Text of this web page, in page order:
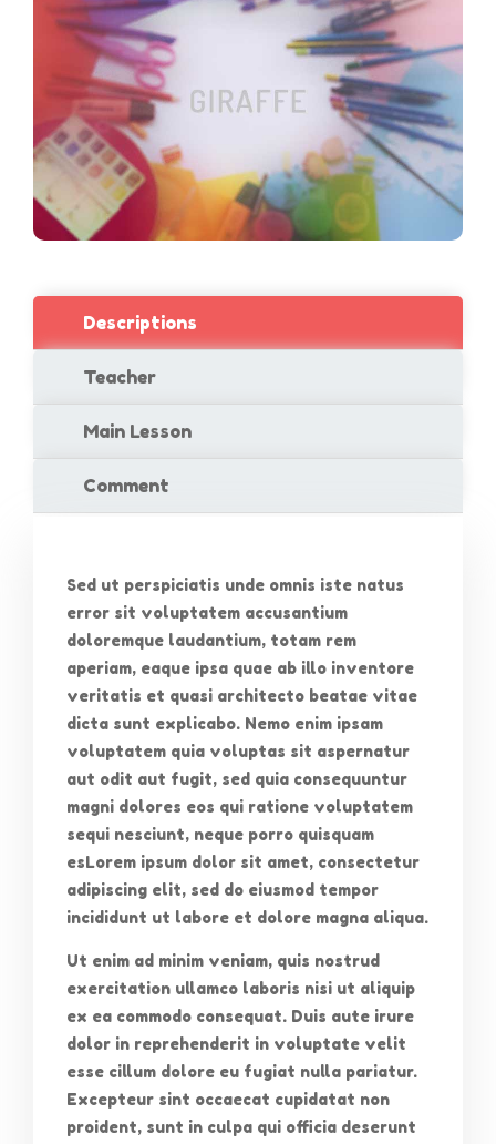
Descriptions
Teacher
Main Lesson
Comment
Sed ut perspiciatis unde omnis iste natus
error sit voluptatem accusantium
doloremque laudantium, totam rem
aperiam, eaque ipsa quae ab illo inventore
veritatis et quasi architecto beatae vitae
dicta sunt explicabo. Nemo enim ipsam
voluptatem quia voluptas sit aspernatur
aut odit aut fugit, sed quia consequuntur
magni dolores eos qui ratione voluptatem
sequi nesciunt, neque porro quisquam
esLorem ipsum dolor sit amet, consectetur
adipiscing elit, sed do eiusmod tempor
incididunt ut labore et dolore magna aliqua.
Ut enim ad minim veniam, quis nostrud
exercitation ullamco laboris nisi ut aliquip
ex ea commodo consequat. Duis aute irure
dolor in reprehenderit in voluptate velit
esse cillum dolore eu fugiat nulla pariatur.
Excepteur sint occaecat cupidatat non
proident, sunt in culpa qui officia deserunt